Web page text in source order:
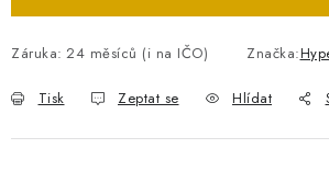
Záruka: 24 měsíců (i na IČO) Značka:
Tisk Zeptat se Hlídat